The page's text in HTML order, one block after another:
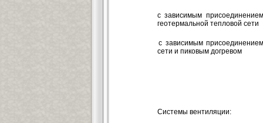
с зависимым
геотермальной тепловой сети
с зависимым
сети и пиковым догревом
Системы вентиляции: